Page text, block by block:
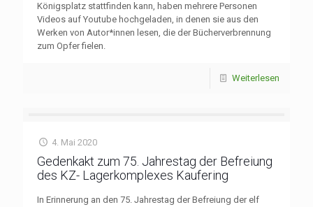
Königsplatz stattfinden kann, haben mehrere Personen
Videos auf Youtube hochgeladen, in denen sie aus den
Werken von Autor*innen lesen, die der Bücherverbrennung
zum Opfer fielen.
Weiterlesen
4. Mai 2020
Gedenkakt zum 75. Jahrestag der Befreiung
des KZ- Lagerkomplexes Kaufering
In Erinnerung an den 75. Jahrestag der Befreiung der elf